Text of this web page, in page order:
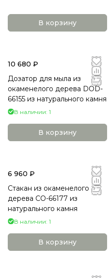
В корзину
10 680 ₽
Дозатор для мыла из
окаменелого дерева DOD-
66155 из натурального камня
В наличии: 1
В корзину
6 960 ₽
Стакан из окаменелого
дерева СO-66177 из
натурального камня
В наличии: 1
В корзину